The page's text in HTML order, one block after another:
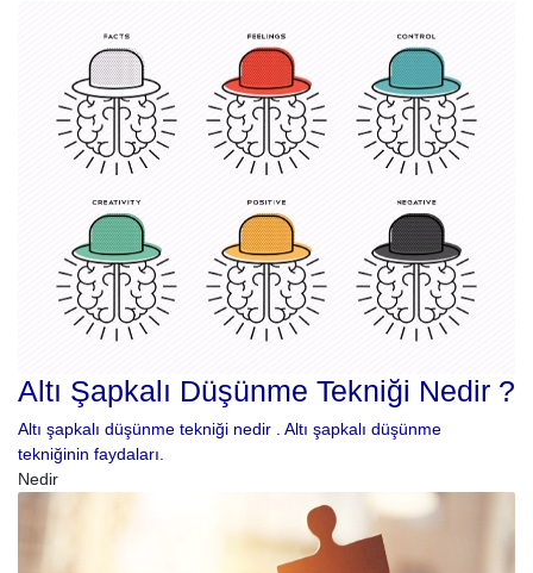
Altı Şapkalı Düşünme Tekniği Nedir ?
Altı şapkalı düşünme tekniği nedir . Altı şapkalı düşünme
tekniğinin faydaları.
Nedir